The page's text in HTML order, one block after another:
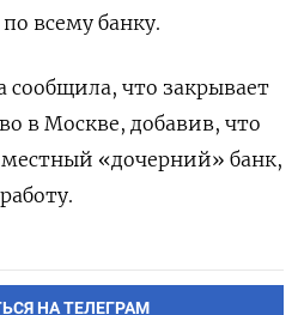
всему банку.
сообщила, что закрывает
в Москве, добавив, что
местный «дочерний» банк,
НА ТЕЛЕГРАМ